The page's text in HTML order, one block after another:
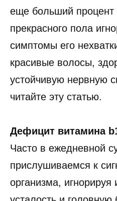
еще больший процент
прекрасного пола
симптомы его
красивые волосы,
устойчивую нервную
читайте эту статью.
Дефицит витамина
Часто в ежедневной
прислушиваемся к
организма,